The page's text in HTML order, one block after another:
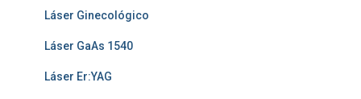
Láser Ginecológico
Láser GaAs 1540
Láser Er:YAG